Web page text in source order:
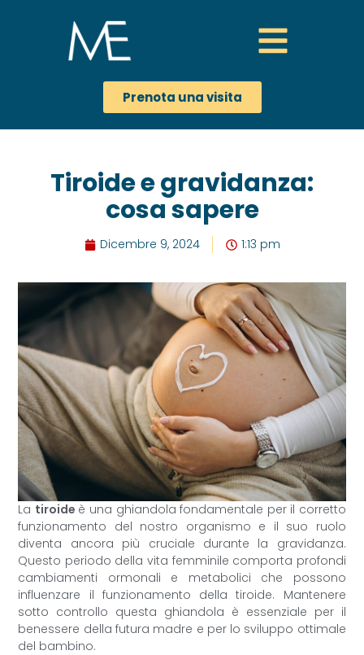
Prenota una visita
Tiroide e gravidanza:
cosa sapere
Dicembre 9, 2024 1:13 pm
La tiroide è una ghiandola fondamentale per il corretto
funzionamento del nostro organismo e il suo ruolo
diventa ancora più cruciale durante la gravidanza.
Questo periodo della vita femminile comporta profondi
cambiamenti ormonali e metabolici che possono
influenzare il funzionamento della tiroide. Mantenere
sotto controllo questa ghiandola è essenziale per il
benessere della futura madre e per lo sviluppo ottimale
del bambino.